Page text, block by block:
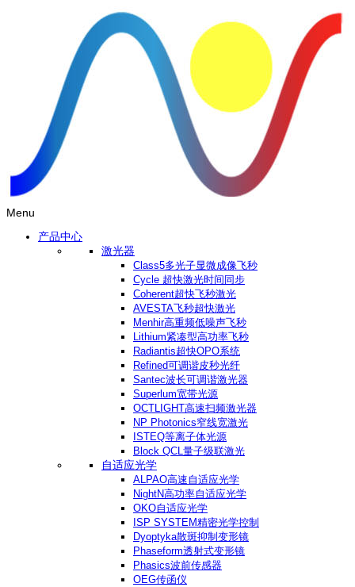
Menu
产品中心
激光器
Class5多光子显微成像飞秒
Cycle 超快激光时间同步
Coherent超快飞秒激光
AVESTA飞秒超快激光
Menhir高重频低噪声飞秒
Lithium紧凑型高功率飞秒
Radiantis超快OPO系统
Refined可调谐皮秒光纤
Santec波长可调谐激光器
Superlum宽带光源
OCTLIGHT高速扫频激光器
NP Photonics窄线宽激光
ISTEQ等离子体光源
Block QCL量子级联激光
自适应光学
ALPAO高速自适应光学
NightN高功率自适应光学
OKO自适应光学
ISP SYSTEM精密光学控制
Dyoptyka散斑抑制变形镜
Phaseform透射式变形镜
Phasics波前传感器
OEG传函仪